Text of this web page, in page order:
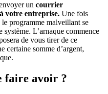
un courrier
votre entreprise. Une fois
programme malveillant se
L’arnaque commence
de vous tirer de ce
certaine somme d’argent,
faire avoir ?